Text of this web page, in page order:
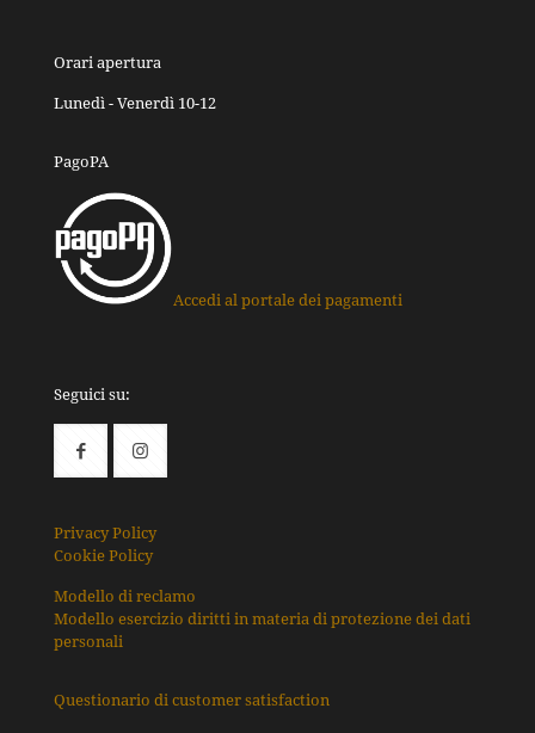
Orari apertura
Lunedì - Venerdì 10-12
PagoPA
Accedi al portale dei pagamenti
Seguici su:
Privacy Policy
Cookie Policy
Modello di reclamo
Modello esercizio diritti in materia di protezione dei dati
personali
Questionario di customer satisfaction